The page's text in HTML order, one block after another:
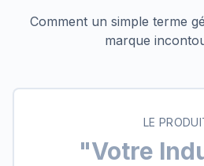
Comment un simple terme
marque
LE
"Votre